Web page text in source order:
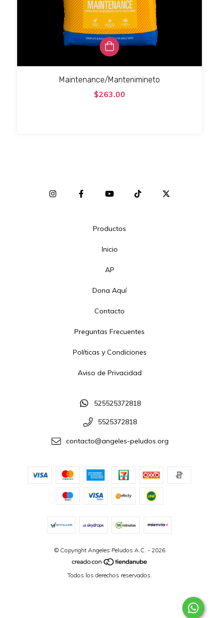
Maintenance/Mantenimineto
$263.00
Productos
Inicio
AP
Dona Aquí
Contacto
Preguntas Frecuentes
Políticas y Condiciones
Aviso de Privacidad
525525372818
5525372818
contacto@angeles-peludos.org
© Copyright Angeles Peludos A.C. - 2026
Todos los derechos reservados.